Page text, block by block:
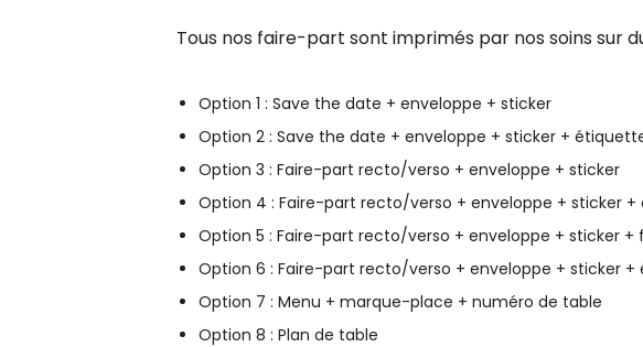
Tous nos faire-part sont imprimés par nos soins sur
Option 1 : Save the date + enveloppe + sticker
Option 2 : Save the date + enveloppe + sticker +
Option 3 : Faire-part recto/verso + enveloppe + sticker
Option 4 : Faire-part recto/verso + enveloppe + sticker
Option 5 : Faire-part recto/verso + enveloppe + sticker +
Option 6 : Faire-part recto/verso + enveloppe + sticker
Option 7 : Menu + marque-place + numéro de table
Option 8 : Plan de table